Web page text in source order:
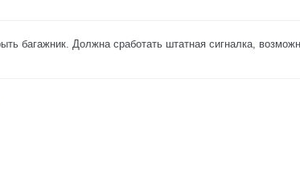
багажник. Должна сработать штатная сигналка,